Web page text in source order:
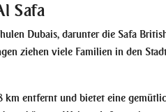
Safa
Dubais, darunter die Safa
ziehen viele Familien in den
km entfernt und bietet eine